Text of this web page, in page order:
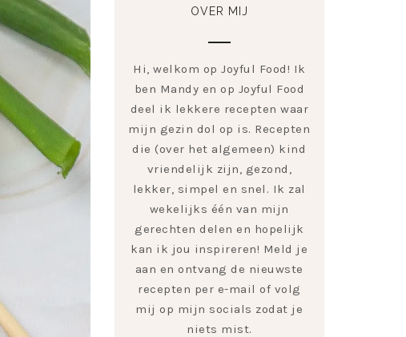
OVER MIJ
Hi, welkom op Joyful Food! Ik
ben Mandy en op Joyful Food
deel ik lekkere recepten waar
mijn gezin dol op is. Recepten
die (over het algemeen) kind
vriendelijk zijn, gezond,
lekker, simpel en snel. Ik zal
wekelijks één van mijn
gerechten delen en hopelijk
kan ik jou inspireren! Meld je
aan en ontvang de nieuwste
recepten per e-mail of volg
mij op mijn socials zodat je
niets mist.